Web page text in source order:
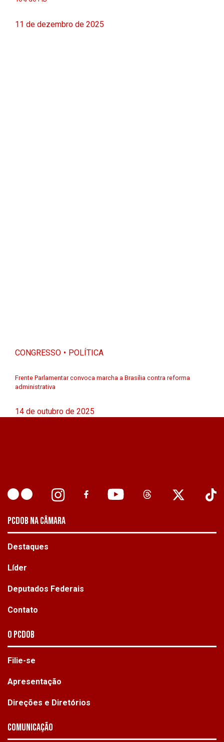
11 de dezembro de 2025
CONGRESSO POLÍTICA
Frente Parlamentar convoca marcha a Brasília contra reforma
administrativa
14 de outubro de 2025
PCDOB NA CÂMARA
Destaques
Líder
Deputados Federais
Contato
O PCdoB
Filie-se
Apresentação
Direções e Diretórios
Comunicação